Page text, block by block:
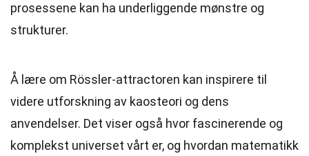
prosessene kan ha underliggende mønstre og
strukturer.
Å lære om Rössler-attractoren kan inspirere til
videre utforskning av kaosteori og dens
anvendelser. Det viser også hvor fascinerende og
komplekst universet vårt er, og hvordan matematikk